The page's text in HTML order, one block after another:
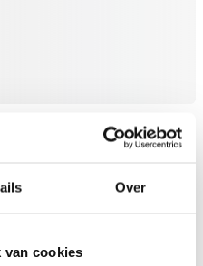
Over
van cookies
Look en Franjes